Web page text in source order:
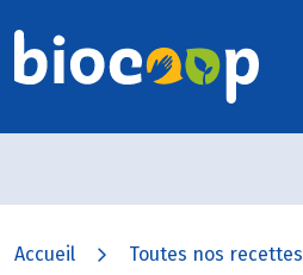
Accueil Toutes nos recettes